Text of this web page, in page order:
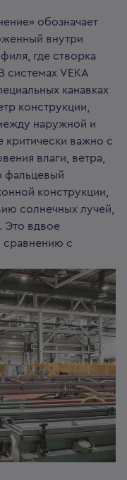
обозначает
внутри
где створка
системах VEKA
канавках
конструкции,
наружной и
важно с
влаги, ветра,
фальцевый
конструкции,
солнечных лучей,
Это вдвое
сравнению с